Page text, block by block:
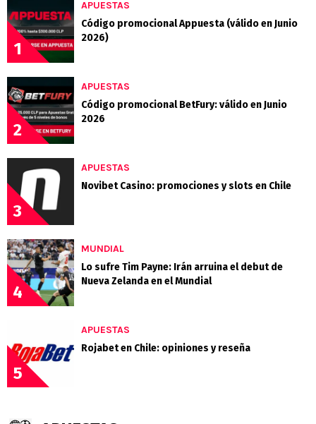
1
APUESTAS
Código promocional Appuesta (válido en Junio
2026)
2
APUESTAS
Código promocional BetFury: válido en Junio
2026
3
APUESTAS
Novibet Casino: promociones y slots en Chile
4
MUNDIAL
Lo sufre Tim Payne: Irán arruina el debut de
Nueva Zelanda en el Mundial
5
APUESTAS
Rojabet en Chile: opiniones y reseña